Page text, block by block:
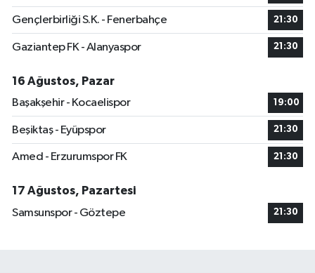
Gençlerbirliği S.K. - Fenerbahçe 21:30
Gaziantep FK - Alanyaspor 21:30
16 Ağustos, Pazar
Başakşehir - Kocaelispor
19:00
Beşiktaş - Eyüpspor 21:30
Amed - Erzurumspor FK 21:30
17 Ağustos, Pazartesi
Samsunspor - Göztepe
21:30